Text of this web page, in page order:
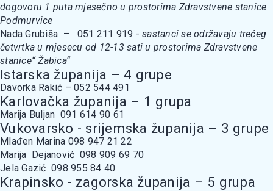
dogovoru 1 puta mjesečno u prostorima Zdravstvene stanice
Podmurvice
Nada Grubiša – 051 211 919 - sastanci se održavaju trećeg
četvrtka u mjesecu od 12-13 sati u prostorima Zdravstvene
stanice“ Žabica“
Istarska županija – 4 grupe
Davorka Rakić – 052 544 491
Karlovačka županija – 1 grupa
Marija Buljan 091 614 90 61
Vukovarsko - srijemska županija – 3 grupe
Mlađen Marina 098 947 21 22
Marija Dejanović 098 909 69 70
Jela Gazić 098 955 84 40
Krapinsko - zagorska županija – 5 grupa